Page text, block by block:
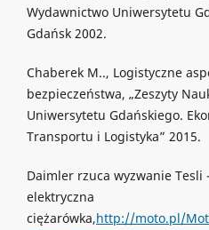
Wydawnictwo Uniwersytetu
Gdańsk 2002.
Chaberek M.., Logistyczne
bezpieczeństwa, „Zeszyty
Uniwersytetu Gdańskiego.
Transportu i Logistyka” 2015.
Daimler rzuca wyzwanie Tesli -
elektryczna
ciężarówka,http://moto.pl/